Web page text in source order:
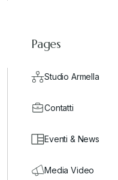
Pages
Studio Armella
Contatti
Eventi & News
Media Video